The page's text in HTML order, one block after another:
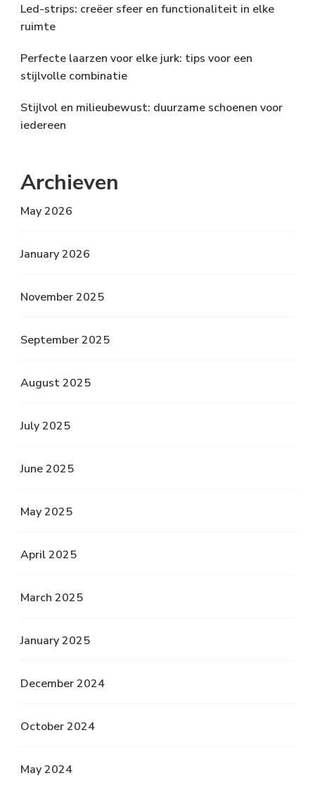
Led-strips: creëer sfeer en functionaliteit in elke
ruimte
Perfecte laarzen voor elke jurk: tips voor een
stijlvolle combinatie
Stijlvol en milieubewust: duurzame schoenen voor
iedereen
Archieven
May 2026
January 2026
November 2025
September 2025
August 2025
July 2025
June 2025
May 2025
April 2025
March 2025
January 2025
December 2024
October 2024
May 2024